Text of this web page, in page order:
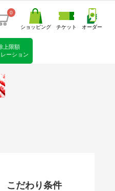
0
ショッピング チケット オーダー
上限額
ーション
こだわり条件